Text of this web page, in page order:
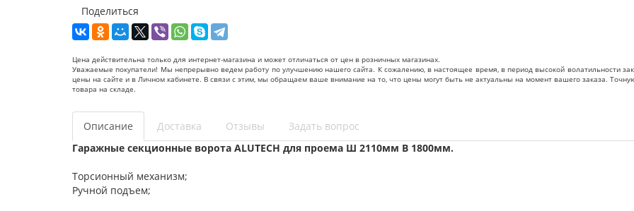
Поделиться
Цена действительна только для интернет-магазина и может отличаться от цен в розничных магазинах.
Уважаемые покупатели! Мы непрерывно ведем работу по улучшению нашего сайта. К сожалению, в настоящее время, в период высокой волатильности
цены на сайте и в Личном кабинете. В связи с этим, мы обращаем ваше внимание на то, что цены могут быть не актуальны на момент вашего заказа.
товара на складе.
Описание Доставка Отзывы
Задать вопрос
Гаражные секционные ворота ALUTECH для проема Ш 2110мм В 1800мм.
Торсионный механизм;
Ручной подъем;